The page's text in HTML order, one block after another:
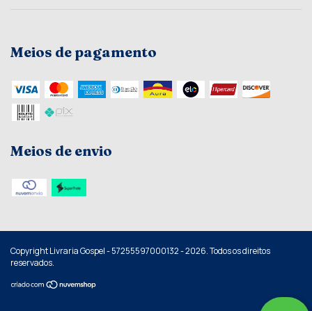
Meios de pagamento
Meios de envio
Copyright Livraria Gospel - 57255597000132 - 2026. Todos os direitos
reservados.